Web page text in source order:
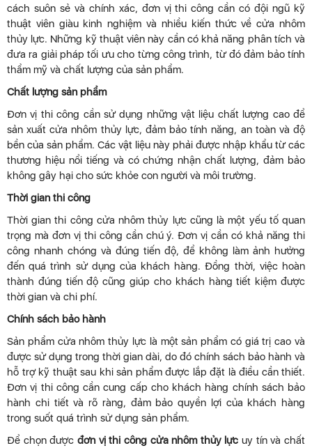
cách suôn sẻ và chính xác, đơn vị thi công cần có đội ngũ kỹ
thuật viên giàu kinh nghiệm và nhiều kiến thức về cửa nhôm
thủy lực. Những kỹ thuật viên này cần có khả năng phân tích và
đưa ra giải pháp tối ưu cho từng công trình, từ đó đảm bảo tính
thẩm mỹ và chất lượng của sản phẩm.
Chất lượng sản phẩm
Đơn vị thi công cần sử dụng những vật liệu chất lượng cao để
sản xuất cửa nhôm thủy lực, đảm bảo tính năng, an toàn và độ
bền của sản phẩm. Các vật liệu này phải được nhập khẩu từ các
thương hiệu nổi tiếng và có chứng nhận chất lượng, đảm bảo
không gây hại cho sức khỏe con người và môi trường.
Thời gian thi công
Thời gian thi công cửa nhôm thủy lực cũng là một yếu tố quan
trọng mà đơn vị thi công cần chú ý. Đơn vị cần có khả năng thi
công nhanh chóng và đúng tiến độ, để không làm ảnh hưởng
đến quá trình sử dụng của khách hàng. Đồng thời, việc hoàn
thành đúng tiến độ cũng giúp cho khách hàng tiết kiệm được
thời gian và chi phí.
Chính sách bảo hành
Sản phẩm cửa nhôm thủy lực là một sản phẩm có giá trị cao và
được sử dụng trong thời gian dài, do đó chính sách bảo hành và
hỗ trợ kỹ thuật sau khi sản phẩm được lắp đặt là điều cần thiết.
Đơn vị thi công cần cung cấp cho khách hàng chính sách bảo
hành chi tiết và rõ ràng, đảm bảo quyền lợi của khách hàng
trong suốt quá trình sử dụng sản phẩm.
Để chọn được đơn vị thi công cửa nhôm thủy lực uy tín và chất